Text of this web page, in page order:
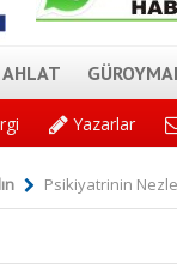
AHLAT
Yazarlar
Psikiyatrinin